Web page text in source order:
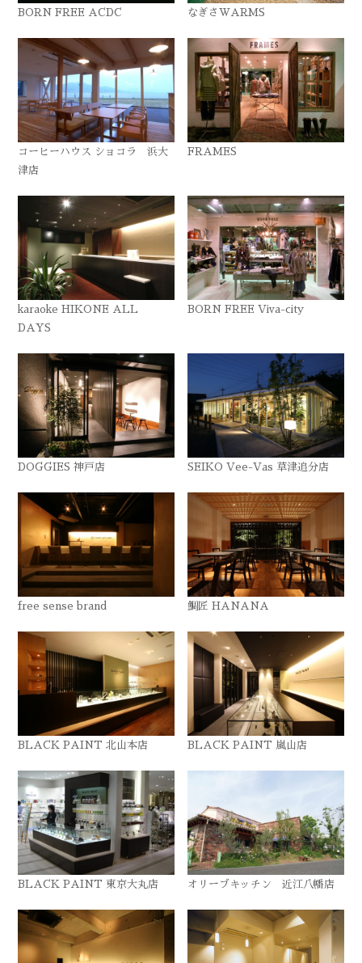
BORN FREE ACDC なぎさWARMS
コーヒーハウス ショコラ 浜大
津店
FRAMES
karaoke HIKONE ALL
DAYS
BORN FREE Viva-city
DOGGIES 神戸店 SEIKO Vee-Vas 草津追分店
free sense brand 鯛匠 HANANA
BLACK PAINT 北山本店 BLACK PAINT 嵐山店
BLACK PAINT 東京大丸店 オリーブキッチン 近江八幡店